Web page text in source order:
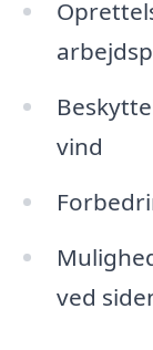
vind
ved